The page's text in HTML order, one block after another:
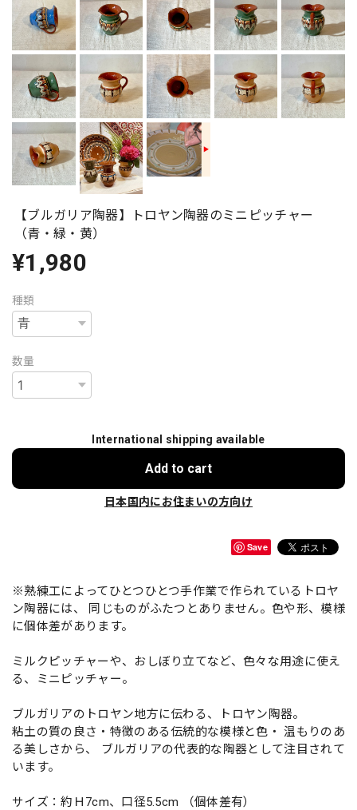
【ブルガリア陶器】トロヤン陶器のミニピッチャー
（青・緑・黄）
¥1,980
種類
数量
International shipping available
Add to cart
日本国内にお住まいの方向け
Save
※熟練工によってひとつひとつ手作業で作られているトロヤ
ン陶器には、 同じものがふたつとありません。色や形、模様
に個体差があります。
ミルクピッチャーや、おしぼり立てなど、色々な用途に使え
る、ミニピッチャー。
ブルガリアのトロヤン地方に伝わる、トロヤン陶器。
粘土の質の良さ・特徴のある伝統的な模様と色・ 温もりのあ
る美しさから、 ブルガリアの代表的な陶器として注目されて
います。
サイズ：約Ｈ7cm、口径5.5cm （個体差有）